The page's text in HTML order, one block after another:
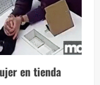
en tienda